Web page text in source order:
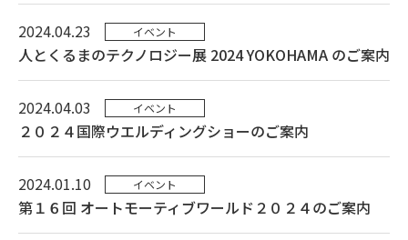
2024.04.23 イベント
人とくるまのテクノロジー展 2024 YOKOHAMA のご案内
2024.04.03 イベント
２０２４国際ウエルディングショーのご案内
2024.01.10 イベント
第１６回 オートモーティブワールド２０２４のご案内